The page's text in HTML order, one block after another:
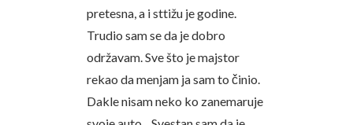
pretesna, a i sttižu je godine.
Trudio sam se da je dobro
održavam. Sve što je majstor
rekao da menjam ja sam to činio.
Dakle nisam neko ko zanemaruje